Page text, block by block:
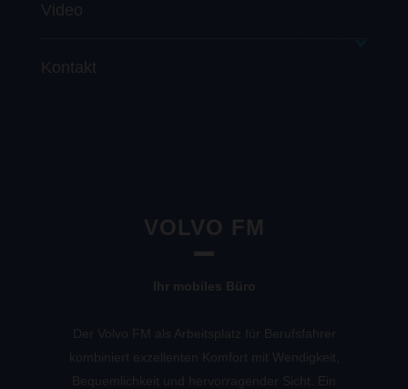
Video
Kontakt
VOLVO FM
Ihr mobiles Büro
Der Volvo FM als Arbeitsplatz für Berufsfahrer
kombiniert exzellenten Komfort mit Wendigkeit,
Bequemlichkeit und hervorragender Sicht. Ein